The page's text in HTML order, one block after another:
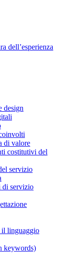
dell’esperienza
design
di valore
costitutivi del
servizio
di servizio
il linguaggio
keywords)